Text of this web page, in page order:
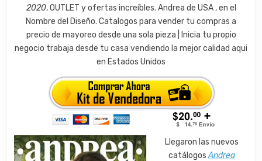
2020, OUTLET y ofertas increíbles. Andrea de USA , en el
Nombre del Diseño. Catalogos para vender tu compras a
precio de mayoreo desde una sola pieza | Inicia tu propio
negocio trabaja desde tu casa vendiendo la mejor calidad aqui
en Estados Unidos
Llegaron las nuevos
catálogosAndrea